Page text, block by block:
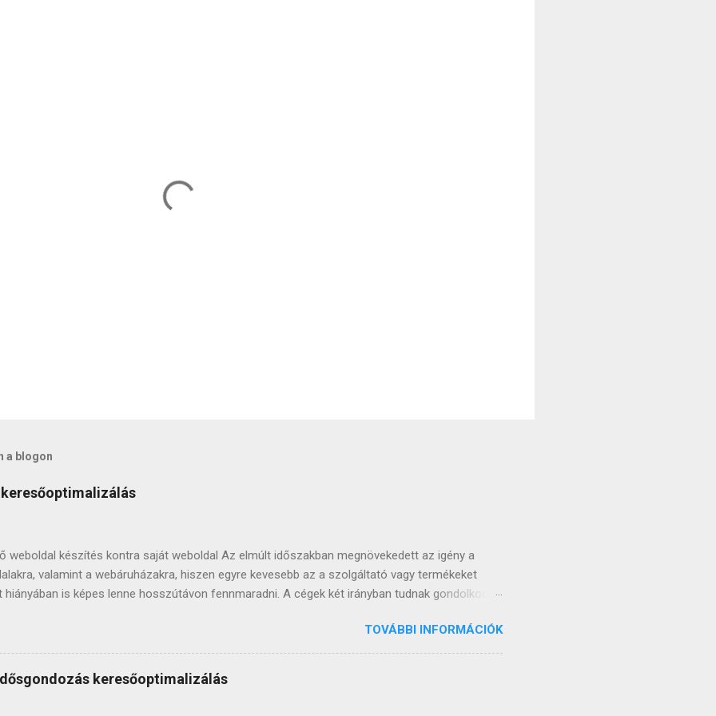
a blogon
weboldal készítés kontra saját weboldal Az elmúlt időszakban megnövekedett az igény a
valamint a webáruházakra, hiszen egyre kevesebb az a szolgáltató vagy termékeket
is képes lenne hosszútávon fennmaradni. A cégek két irányban tudnak gondolkodni:
is, amelyek átadás után véglegesen a vevő tulajdonában maradnak. Az évek során több
webáruházat adtam át sikeresen, így jól látom, mikor, melyik lehetőséget érdemesebb inkább
bízom benne, hogy segíthetek döntést hozni abban, hogy saját weboldalt nyiss vagy inkább
weboldal készítés szolgáltatást válassz. Először is: mit jelent az, hogy keresőoptimalizált? A
má...
TOVÁBBI INFORMÁCIÓK
keresőoptimalizálás